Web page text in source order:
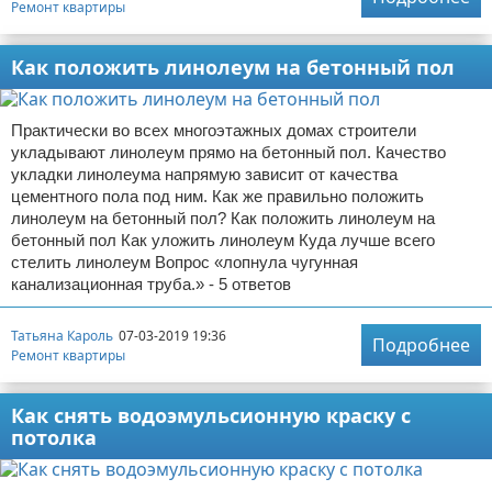
Ремонт квартиры
Как положить линолеум на бетонный пол
Практически во всех многоэтажных домах строители
укладывают линолеум прямо на бетонный пол. Качество
укладки линолеума напрямую зависит от качества
цементного пола под ним. Как же правильно положить
линолеум на бетонный пол? Как положить линолеум на
бетонный пол Как уложить линолеум Куда лучше всего
стелить линолеум Вопрос «лопнула чугунная
канализационная труба.» - 5 ответов
Татьяна Кароль 07-03-2019 19:36
Ремонт квартиры
Подробнее
Как снять водоэмульсионную краску с
потолка